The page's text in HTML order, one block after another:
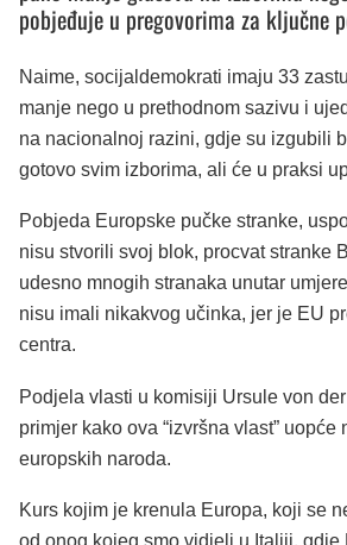
pobjeđuje u pregovorima za ključne
Naime, socijaldemokrati imaju 33
manje nego u prethodnom sazivu i
na nacionalnoj razini, gdje su izgubili
gotovo svim izborima, ali će u praksi
Pobjeda Europske pučke stranke,
nisu stvorili svoj blok, procvat stranke
udesno mnogih stranaka unutar
nisu imali nikakvog učinka, jer je EU
centra.
Podjela vlasti u komisiji Ursule von
primjer kako ova “izvršna vlast” uopće
europskih naroda.
Kurs kojim je krenula Europa, koji se